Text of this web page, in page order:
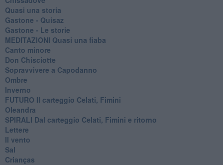
Quasi una storia
Gastone - Quisaz
Gastone - Le storie
MEDITAZIONI Quasi una fiaba
Canto minore
Don Chisciotte
Sopravvivere a Capodanno
Ombre
Inverno
FUTURO Il carteggio Celati, Fimini
Oleandra
SPIRALI Dal carteggio Celati, Fimini e ritorno
Lettere
Il vento
Sal
Crianças